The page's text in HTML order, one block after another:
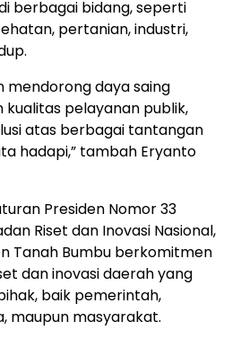
berbagai bidang, seperti
pertanian, industri,
mendorong daya saing
pelayanan publik,
atas berbagai tantangan
hadapi,” tambah Eryanto
Presiden Nomor 33
Riset dan Inovasi Nasional,
Tanah Bumbu berkomitmen
dan inovasi daerah yang
baik pemerintah,
maupun masyarakat.